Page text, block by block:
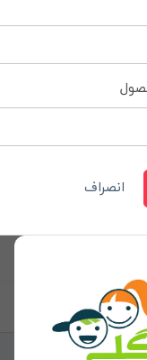
انصراف
برگشت به بالا